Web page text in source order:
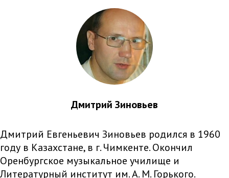
Дмитрий Зиновьев
Дмитрий Евгеньевич Зиновьев родился в 1960
году в Казахстане, в г. Чимкенте. Окончил
Оренбургское музыкальное училище и
Литературный институт им. А. М. Горького.